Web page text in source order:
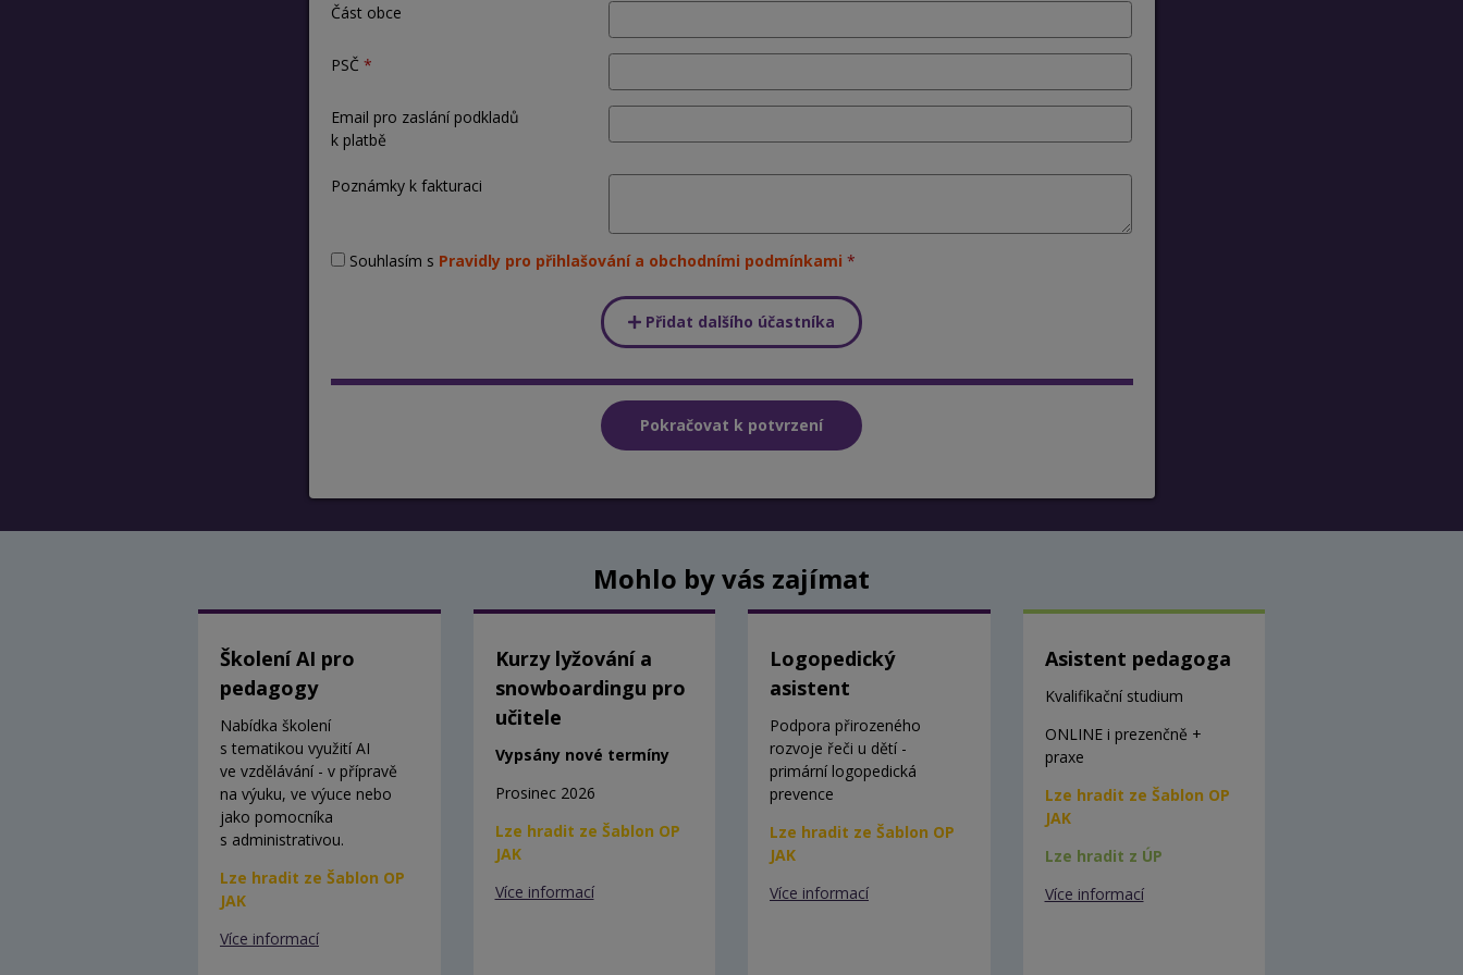
Část obce
PSČ
Email pro zaslání podkladů
k platbě
Poznámky k fakturaci
Souhlasím s Pravidly pro přihlašování a obchodními podmínkami
Přidat dalšího účastníka
Mohlo by vás zajímat
Školení AI pro
pedagogy
Nabídka školení
s tematikou využití AI
ve vzdělávání - v přípravě
na výuku, ve výuce nebo
jako pomocníka
s administrativou.
Lze hradit ze Šablon OP
JAK
Více informací
Kurzy lyžování a
snowboardingu pro
učitele
Vypsány nové termíny
Prosinec 2026
Lze hradit ze Šablon OP
JAK
Více informací
Logopedický
asistent
Podpora přirozeného
rozvoje řeči u dětí -
primární logopedická
prevence
Lze hradit ze Šablon OP
JAK
Více informací
Asistent pedagoga
Kvalifikační studium
ONLINE i prezenčně +
praxe
Lze hradit ze Šablon OP
JAK
Lze hradit z ÚP
Více informací